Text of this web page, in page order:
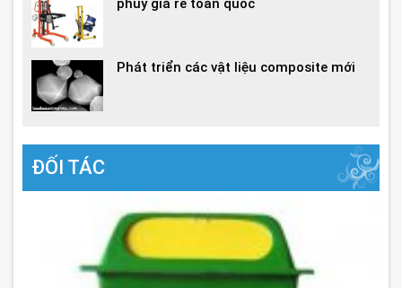
phuy giá rẻ toàn quốc
Phát triển các vật liệu composite mới
ĐỐI TÁC